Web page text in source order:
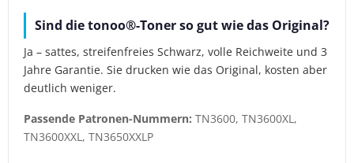
Sind die tonoo®-Toner so gut wie das Original?
Ja – sattes, streifenfreies Schwarz, volle Reichweite und 3
Jahre Garantie. Sie drucken wie das Original, kosten aber
deutlich weniger.
Passende Patronen-Nummern: TN3600, TN3600XL,
TN3600XXL, TN3650XXLP